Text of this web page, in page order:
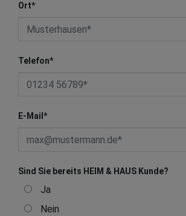
Ort*
Telefon*
E-Mail *
Sind Sie bereits HEIM & HAUS Kunde?
Ja
Nein